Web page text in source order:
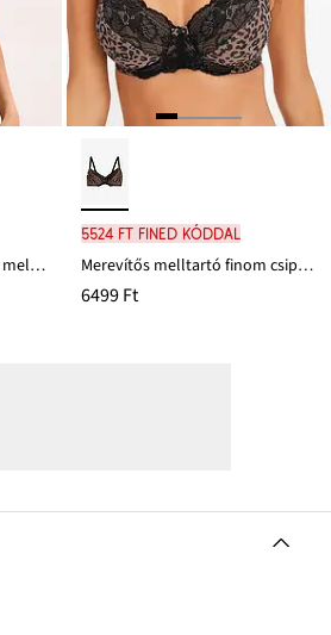
Háromszög fazonú Bustier melltartó csipkével
5524 Ft FINED kóddal
Merevítős melltartó finom csipkével
6499 Ft